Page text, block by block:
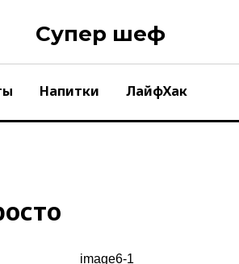
Супер шеф
Напитки ЛайфХак